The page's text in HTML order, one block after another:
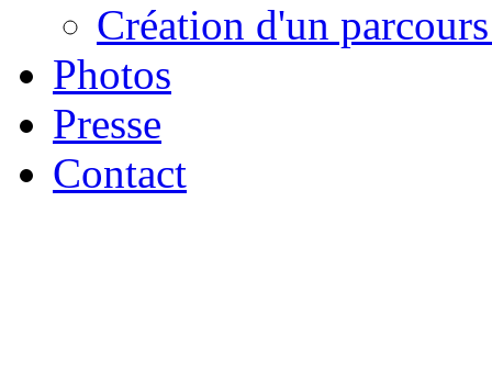
Création d'un
Photos
Presse
Contact